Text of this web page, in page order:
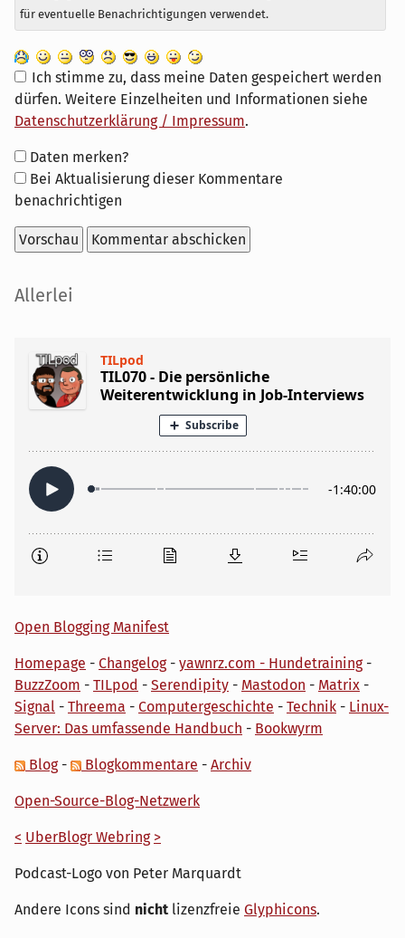
für eventuelle Benachrichtigungen verwendet.
Ich stimme zu, dass meine Daten gespeichert werden
dürfen. Weitere Einzelheiten und Informationen siehe
Datenschutzerklärung / Impressum.
Formular-
Optionen
Daten merken?
Bei Aktualisierung dieser Kommentare
benachrichtigen
Seitenleiste
Allerlei
Open Blogging Manifest
Homepage - Changelog- yawnrz.com - Hundetraining-
BuzzZoom - TILpod - Serendipity - Mastodon - Matrix -
Signal - Threema - Computergeschichte - Technik - Linux-
Server: Das umfassende Handbuch - Bookwyrm
Blog- Blogkommentare - Archiv
Open-Source-Blog-Netzwerk
< UberBlogr Webring >
Podcast-Logo von Peter Marquardt
Andere Icons sind nicht lizenzfreie Glyphicons.